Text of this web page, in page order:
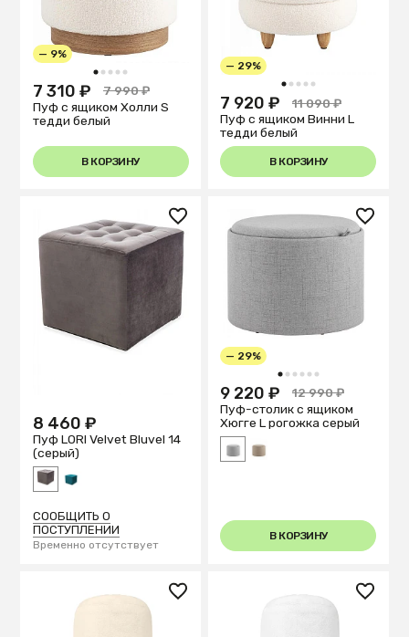
1 2 3 4 5
— 9%
7 310 ₽
7 990 ₽
Пуф с ящиком Холли S
тедди белый
В КОРЗИНУ
1 2 3 4 5
— 29%
7 920 ₽
11 090 ₽
Пуф с ящиком Винни L
тедди белый
В КОРЗИНУ
8 460 ₽
Пуф LORI Velvet Bluvel 14
(серый)
СООБЩИТЬ О
ПОСТУПЛЕНИИ
Временно отсутствует
1 2 3 4 5 6
— 29%
9 220 ₽
12 990 ₽
Пуф-столик с ящиком
Хюгге L рогожка серый
В КОРЗИНУ